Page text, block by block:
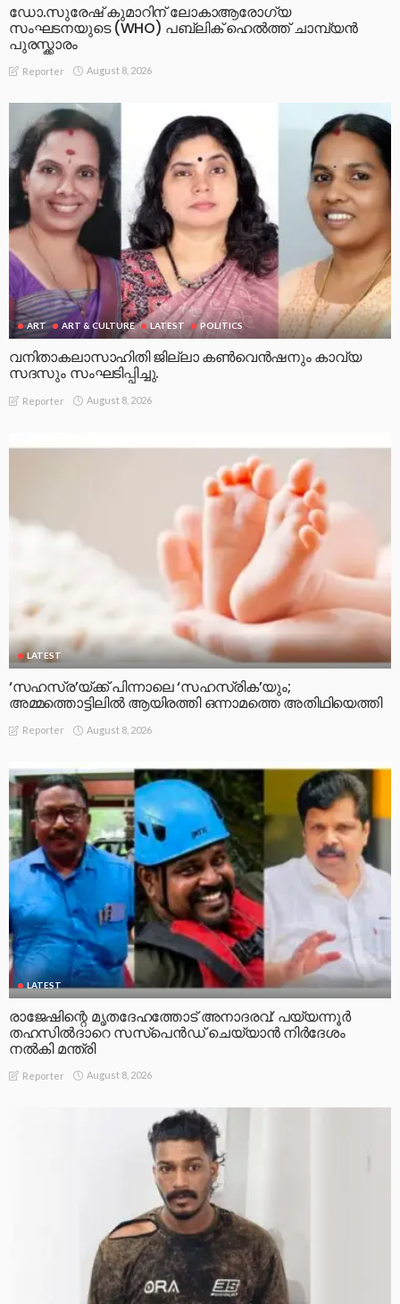
ഡോ.സുരേഷ് കുമാറിന് ലോകാആരോഗ്യ
സംഘടനയുടെ (WHO) പബ്ലിക് ഹെൽത്ത് ചാമ്പ്യൻ
പുരസ്ക്കാരം
Reporter August 8, 2026
ART ART & CULTURE LATEST POLITICS
വനിതാകലാസാഹിതി ജില്ലാ കൺവെൻഷനും കാവ്യ
സദസും സംഘടിപ്പിച്ചു.
Reporter August 8, 2026
LATEST
‘സഹസ്ര’യ്ക്ക് പിന്നാലെ ‘സഹസ്രിക’യും;
അമ്മത്തൊട്ടിലിൽ ആയിരത്തി ഒന്നാമത്തെ അതിഥിയെത്തി
Reporter August 8, 2026
LATEST
രാജേഷിന്റെ മൃതദേഹത്തോട് അനാദരവ്: പയ്യന്നൂർ
തഹസിൽദാറെ സസ്പെൻഡ് ചെയ്യാൻ നിർദേശം
നൽകി മന്ത്രി
Reporter August 8, 2026